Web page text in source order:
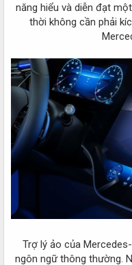
năng hiểu và diễn đạt
thời không cần phải
Trợ lý ảo của
ngôn ngữ thông thường.